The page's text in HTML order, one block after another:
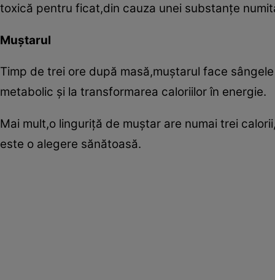
toxică pentru ficat,din cauza unei substanţe
Muştarul
Timp de trei ore după masă,muştarul face
metabolic şi la transformarea caloriilor în energie.
Mai mult,o linguriţă de muştar are numai trei
este o alegere sănătoasă.